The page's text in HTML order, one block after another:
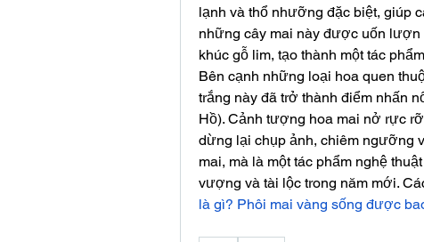
lạnh và thổ nhưỡng đặc biệt, giúp
những cây mai này được uốn
khúc gỗ lim, tạo thành một tác
Bên cạnh những loại hoa quen
trắng này đã trở thành điểm nhấn
Hồ). Cảnh tượng hoa mai nở rực
dừng lại chụp ảnh, chiêm ngưỡng
mai, mà là một tác phẩm nghệ
vượng và tài lộc trong năm mới.
là gì? Phôi mai vàng sống được